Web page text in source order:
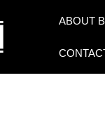
ABOUT